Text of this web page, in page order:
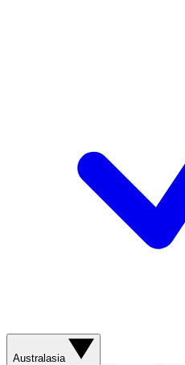
Australasia